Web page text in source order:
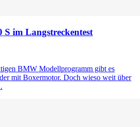
S im Langstreckentest
BMW Modellprogramm gibt es
mit Boxermotor. Doch wieso weit über